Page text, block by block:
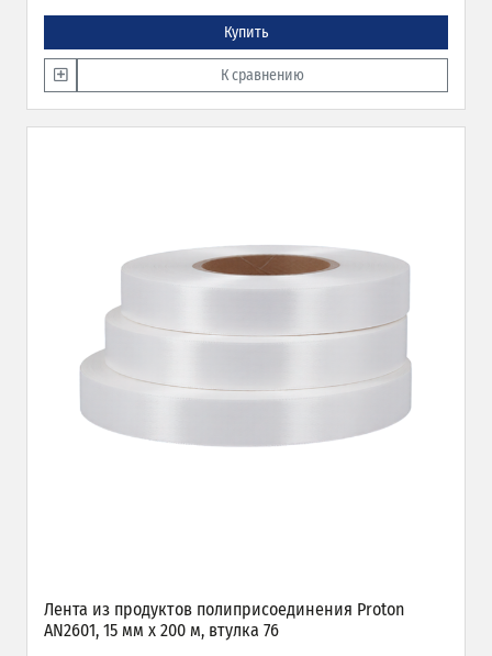
Купить
К сравнению
Лента из продуктов полиприсоединения Proton
AN2601, 15 мм х 200 м, втулка 76